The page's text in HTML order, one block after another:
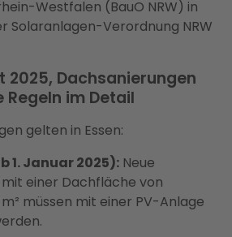
Westfalen (BauO NRW) in
Solaranlagen-Verordnung NRW
2025, Dachsanierungen
im Detail
gelten in Essen:
1. Januar 2025): Neue
einer Dachfläche von
müssen mit einer PV-Anlage